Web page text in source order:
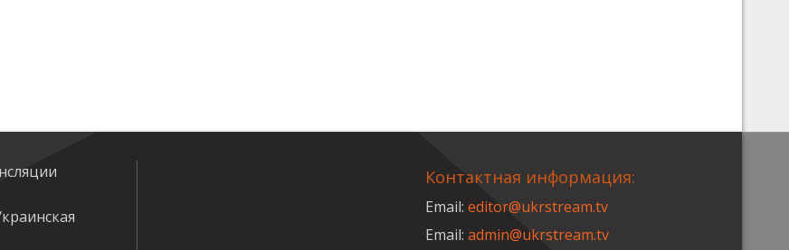
Контактная информация:
Email:editor@ukrstream.tv
Email:admin@ukrstream.tv